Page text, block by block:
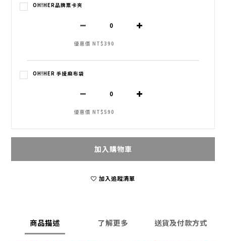
OH!HER品牌票卡夾
優惠價 NT$390
OH!HER 手提麻布袋
優惠價 NT$590
加入購物車
加入追蹤清單
商品描述 了解更多 送貨及付款方式